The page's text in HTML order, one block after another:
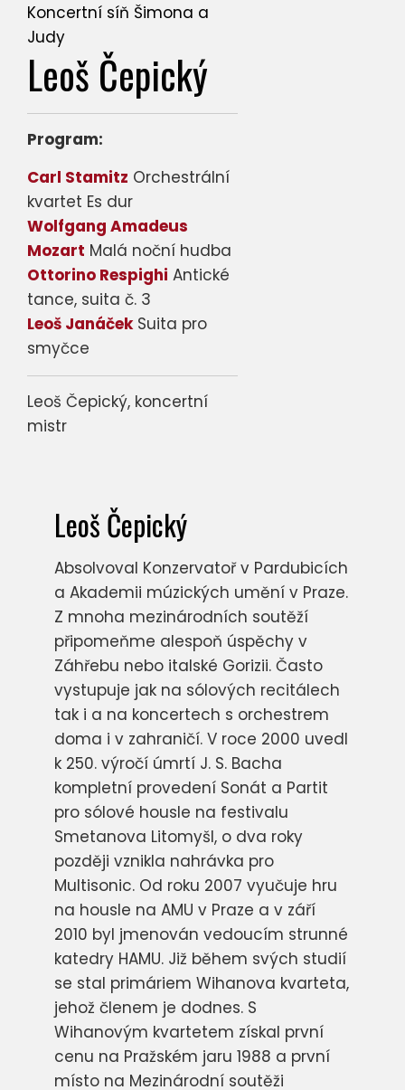
Koncertní síň Šimona a
Judy
Leoš Čepický
Program:
Carl Stamitz Orchestrální
kvartet Es dur
Wolfgang Amadeus
Mozart Malá noční hudba
Ottorino Respighi Antické
tance, suita č. 3
Leoš Janáček Suita pro
smyčce
Leoš Čepický, koncertní
mistr
Leoš Čepický
Absolvoval Konzervatoř v Pardubicích
a Akademii múzických umění v Praze.
Z mnoha mezinárodních soutěží
připomeňme alespoň úspěchy v
Záhřebu nebo italské Gorizii. Často
vystupuje jak na sólových recitálech
tak i a na koncertech s orchestrem
doma i v zahraničí. V roce 2000 uvedl
k 250. výročí úmrtí J. S. Bacha
kompletní provedení Sonát a Partit
pro sólové housle na festivalu
Smetanova Litomyšl, o dva roky
později vznikla nahrávka pro
Multisonic. Od roku 2007 vyučuje hru
na housle na AMU v Praze a v září
2010 byl jmenován vedoucím strunné
katedry HAMU. Již během svých studií
se stal primáriem Wihanova kvarteta,
jehož členem je dodnes. S
Wihanovým kvartetem získal první
cenu na Pražském jaru 1988 a první
místo na Mezinárodní soutěži